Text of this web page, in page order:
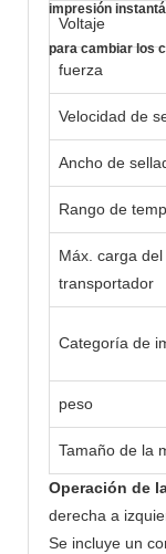
impresión
para cambiar los
Voltaje
fuerza
Velocidad de
Ancho de
Rango de
Máx. carga del
transportador
Categoría de
peso
Tamaño de la
Operación de
derecha a
Se incluye un